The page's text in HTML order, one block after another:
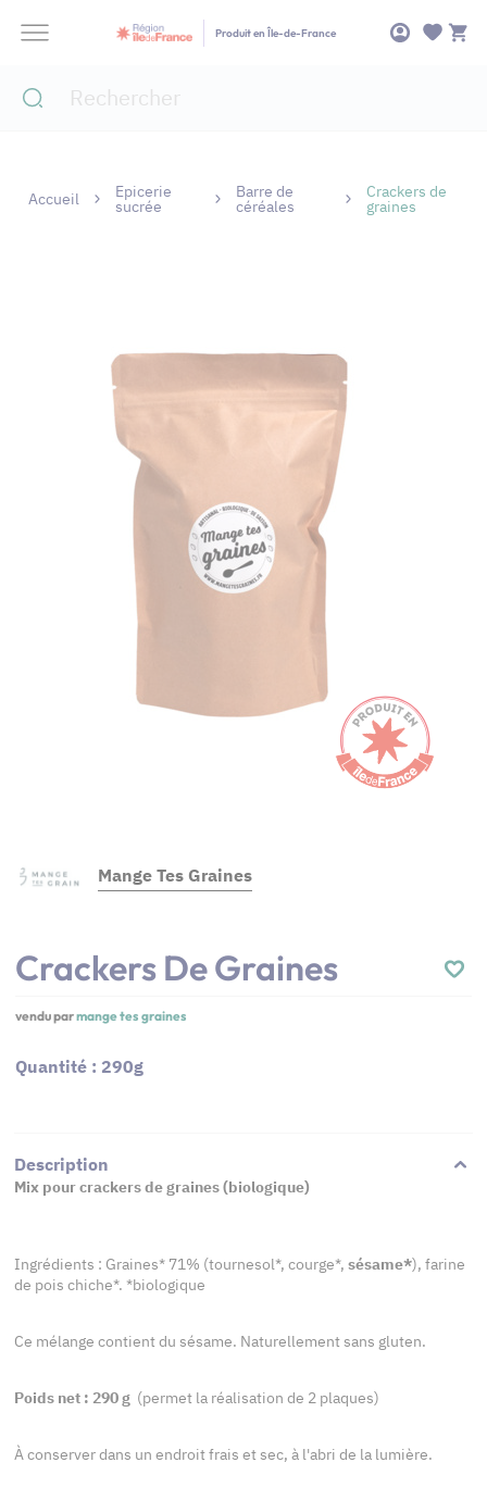
Produit en Île-de-France
Accueil Epicerie
sucrée
Barre de
céréales
Crackers de
graines
Mange Tes Graines
Crackers De Graines
vendu parmange tes graines
Quantité : 290g
Description
Mix pour crackers de graines (biologique)
Ingrédients : Graines* 71% (tournesol*, courge*, sésame*), farine
de pois chiche*. *biologique
Ce mélange contient du sésame. Naturellement sans gluten.
Poids net : 290 g (permet la réalisation de 2 plaques)
À conserver dans un endroit frais et sec, à l'abri de la lumière.